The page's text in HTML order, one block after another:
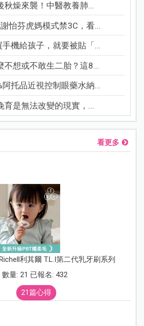
秋燥來襲！中醫教養肺...
怡芬虎媽模式禁3C，看...
手機給孩子，就要被貼「...
不想或不敢生二胎？這8...
阿托品近視控制眼藥水納...
育是無法改變的現實，...
看更多
利其爾 T.L.I第二代乳牙刷系列
數量: 21 已報名: 432
21篇心得